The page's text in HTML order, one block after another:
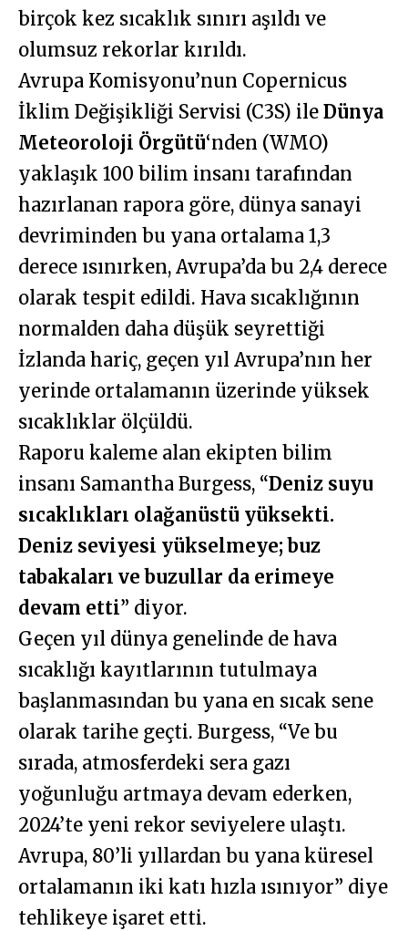
birçok kez sıcaklık sınırı aşıldı ve
olumsuz rekorlar kırıldı.
Avrupa Komisyonu’nun Copernicus
İklim Değişikliği Servisi (C3S) ile Dünya
Meteoroloji Örgütü‘nden (WMO)
yaklaşık 100 bilim insanı tarafından
hazırlanan rapora göre, dünya sanayi
devriminden bu yana ortalama 1,3
derece ısınırken, Avrupa’da bu 2,4 derece
olarak tespit edildi. Hava sıcaklığının
normalden daha düşük seyrettiği
İzlanda hariç, geçen yıl Avrupa’nın her
yerinde ortalamanın üzerinde yüksek
sıcaklıklar ölçüldü.
Raporu kaleme alan ekipten bilim
insanı Samantha Burgess, “Deniz suyu
sıcaklıkları olağanüstü yüksekti.
Deniz seviyesi yükselmeye; buz
tabakaları ve buzullar da erimeye
devam etti” diyor.
Geçen yıl dünya genelinde de hava
sıcaklığı kayıtlarının tutulmaya
başlanmasından bu yana en sıcak sene
olarak tarihe geçti. Burgess, “Ve bu
sırada, atmosferdeki sera gazı
yoğunluğu artmaya devam ederken,
2024’te yeni rekor seviyelere ulaştı.
Avrupa, 80’li yıllardan bu yana küresel
ortalamanın iki katı hızla ısınıyor” diye
tehlikeye işaret etti.